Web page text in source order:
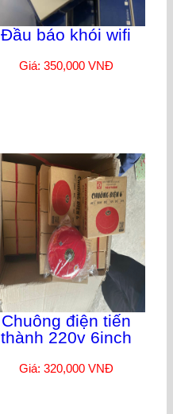
Đầu báo khói wifi
Giá: 350,000 VNĐ
Chuông điện tiến
thành 220v 6inch
Giá: 320,000 VNĐ